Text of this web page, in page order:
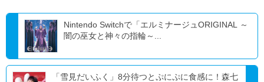
Nintendo Switchで「エルミナージュORIGINAL ～
闇の巫女と神々の指輪～...
「雪見だいふく」8分待つとぷにぷに食感に！森七